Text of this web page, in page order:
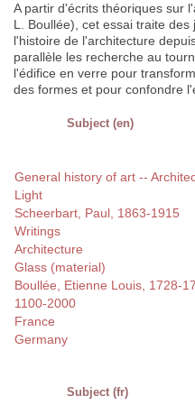
A partir d'écrits théoriques sur
L. Boullée), cet essai traite
l'histoire de l'architecture
parallèle les recherche au
l'édifice en verre pour
des formes et pour confondre
Subject (en)
General history of art --
Light
Scheerbart, Paul, 1863-1915
Writings
Architecture
Glass (material)
Boullée, Etienne Louis, 1728-
1100-2000
France
Germany
Subject (fr)